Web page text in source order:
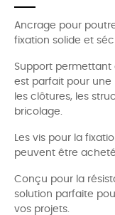
Ancrage pour
fixation solide et
Support permettant
est parfait pour une
les clôtures, les
bricolage.
Les vis pour la
peuvent être
Conçu pour la
solution parfaite
vos projets.